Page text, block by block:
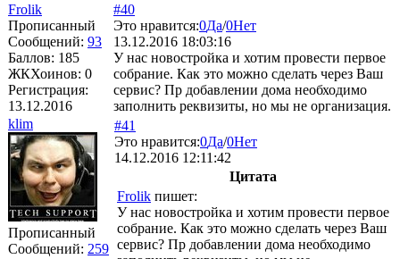
Frolik
Прописанный
Сообщений: 93
Баллов: 185
ЖКХоинов: 0
Регистрация:
13.12.2016
#40
Это нравится:0Да/0Нет
13.12.2016 18:03:16
У нас новостройка и хотим провести первое
собрание. Как это можно сделать через Ваш
сервис? Пр добавлении дома необходимо
заполнить реквизиты, но мы не организация.
klim
Прописанный
Сообщений: 259
#41
Это нравится:0Да/0Нет
14.12.2016 12:11:42
Цитата
Frolik пишет:
У нас новостройка и хотим провести первое
собрание. Как это можно сделать через Ваш
сервис? Пр добавлении дома необходимо